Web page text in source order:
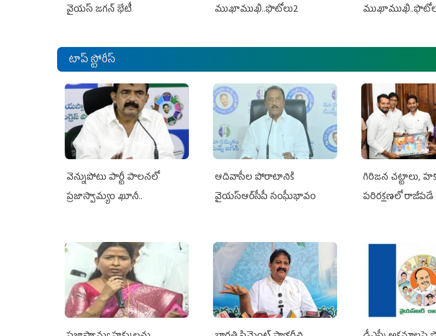
వైయస్ జగన్ భేటీ
ముఖాముఖి..ఫొటోలు2
టాప్ స్టోరీస్
వెన్నుపోటు పార్టీ పాలనలో
ప్రజాస్వామ్యం ఖూనీ..
ఆదివాసీల పోరాటానికి
వైయ‌స్ఆర్‌సీపీ సంఘీభావం
గిరిజన చట్టాలు,
పరిరక్షణలో రాజీపడే